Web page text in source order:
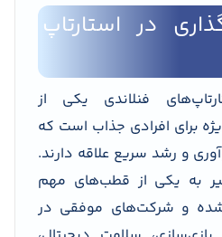
در استارتاپ
فنلاندی یکی از
برای افرادی جذاب است که
و رشد سریع علاقه دارند.
به یکی از قطب‌های مهم
شده و شرکت‌های موفقی در